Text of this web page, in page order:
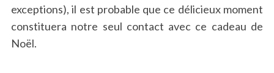
exceptions), il est probable que ce délicieux moment
constituera notre seul contact avec ce cadeau de
Noël.